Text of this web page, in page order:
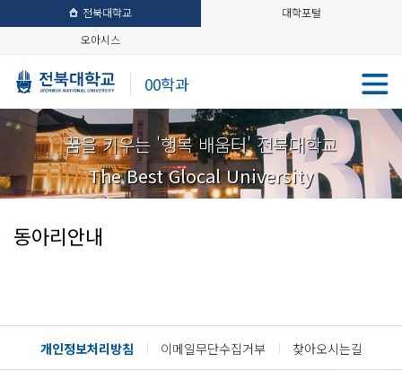
전북대학교
대학포털
오아시스
00학과
꿈을 키우는 '행복 배움터' 전북대학교
The Best Glocal University
동아리안내
개인정보처리방침 이메일무단수집거부 찾아오시는길